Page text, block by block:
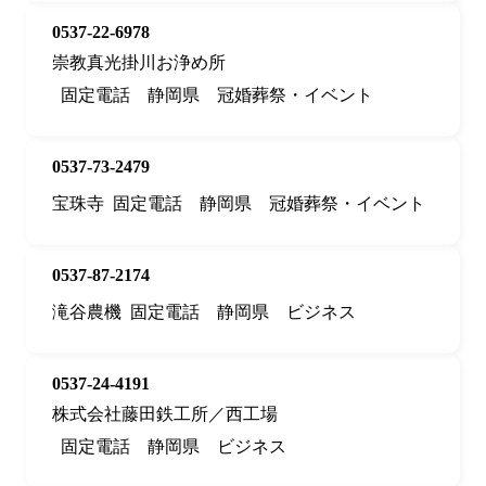
0537-22-6978
崇教真光掛川お浄め所
固定電話
静岡県 冠婚葬祭・イベント
0537-73-2479
宝珠寺 固定電話 静岡県 冠婚葬祭・イベント
0537-87-2174
滝谷農機 固定電話 静岡県 ビジネス
0537-24-4191
株式会社藤田鉄工所／西工場
固定電話
静岡県 ビジネス